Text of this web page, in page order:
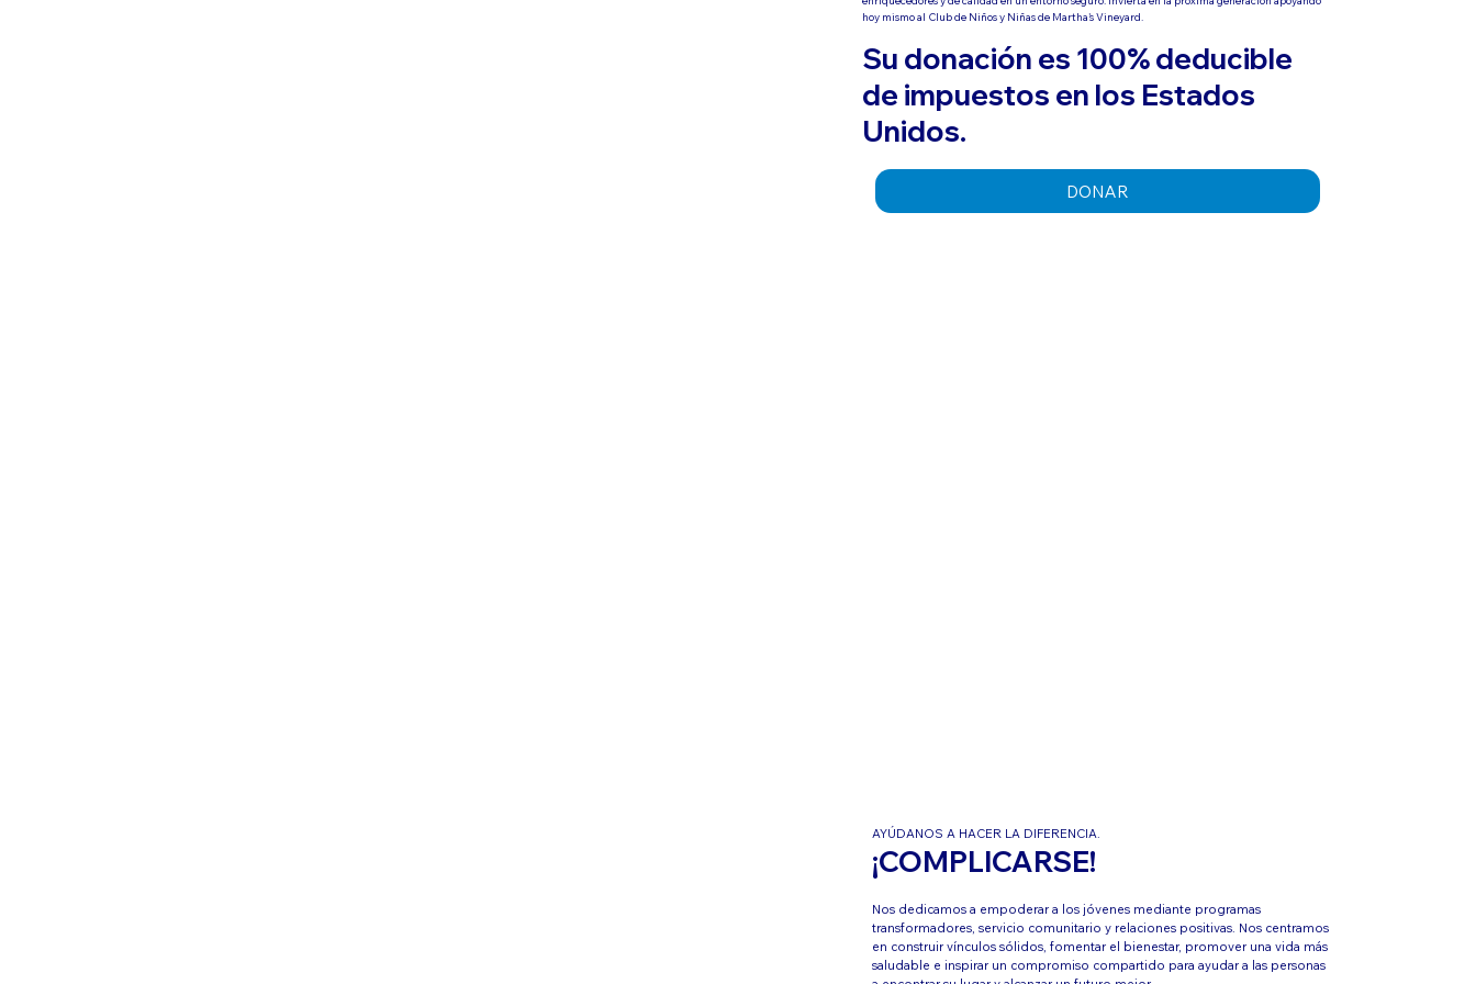
hoy mismo al Club de Niños y Niñas de Martha's Vineyard.
Su donación es 100% deducible
de impuestos en los Estados
Unidos.
DONAR
AYÚDANOS A HACER LA DIFERENCIA.
¡COMPLICARSE!
Nos dedicamos a empoderar a los jóvenes mediante programas
transformadores, servicio comunitario y relaciones positivas. Nos centramos
en construir vínculos sólidos, fomentar el bienestar, promover una vida más
saludable e inspirar un compromiso compartido para ayudar a las personas